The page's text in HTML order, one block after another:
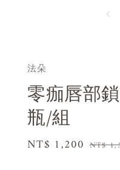
法朵
零痂唇部
瓶/組
Sale
NT$ 1,200 NT$